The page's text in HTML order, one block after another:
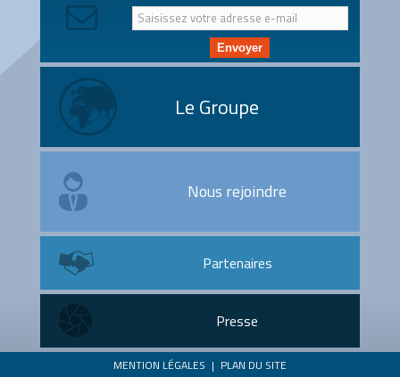
Envoyer
Le Groupe
Nous rejoindre
Partenaires
Presse
MENTION LÉGALES | PLAN DU SITE